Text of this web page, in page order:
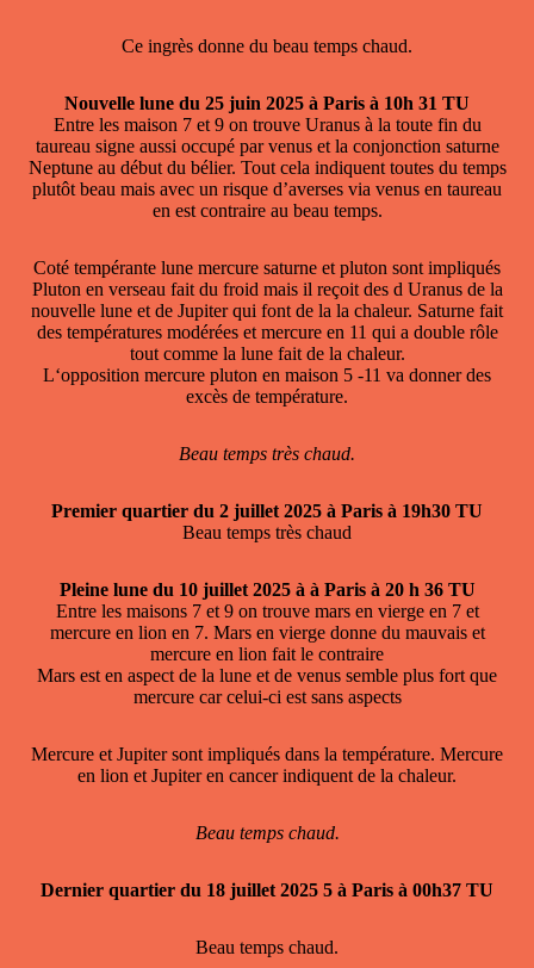
Ce ingrès donne du beau temps chaud.
Nouvelle lune du 25 juin 2025 à Paris à 10h 31 TU
Entre les maison 7 et 9 on trouve Uranus à la toute fin du
taureau signe aussi occupé par venus et la conjonction saturne
Neptune au début du bélier. Tout cela indiquent toutes du temps
plutôt beau mais avec un risque d’averses via venus en taureau
en est contraire au beau temps.
Coté tempérante lune mercure saturne et pluton sont impliqués
Pluton en verseau fait du froid mais il reçoit des d Uranus de la
nouvelle lune et de Jupiter qui font de la la chaleur. Saturne fait
des températures modérées et mercure en 11 qui a double rôle
tout comme la lune fait de la chaleur.
L‘opposition mercure pluton en maison 5 -11 va donner des
excès de température.
Beau temps très chaud.
Premier quartier du 2 juillet 2025 à Paris à 19h30 TU
Beau temps très chaud
Pleine lune du 10 juillet 2025 à à Paris à 20 h 36 TU
Entre les maisons 7 et 9 on trouve mars en vierge en 7 et
mercure en lion en 7. Mars en vierge donne du mauvais et
mercure en lion fait le contraire
Mars est en aspect de la lune et de venus semble plus fort que
mercure car celui-ci est sans aspects
Mercure et Jupiter sont impliqués dans la température. Mercure
en lion et Jupiter en cancer indiquent de la chaleur.
Beau temps chaud.
Dernier quartier du 18 juillet 2025 5 à Paris à 00h37 TU
Beau temps chaud.